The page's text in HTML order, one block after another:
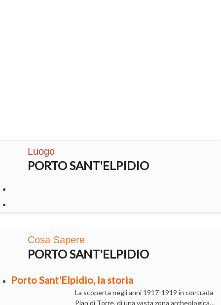
Luogo
PORTO SANT'ELPIDIO
Cosa Sapere
PORTO SANT'ELPIDIO
Porto Sant'Elpidio, la storia
La scoperta negli anni 1917-1919 in contrada
Pian di Torre, di una vasta zona archeologica…